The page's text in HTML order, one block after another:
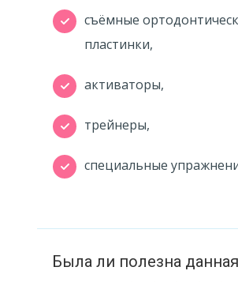
съёмные
пластинки,
активаторы,
трейнеры,
специальные
Была ли полезна